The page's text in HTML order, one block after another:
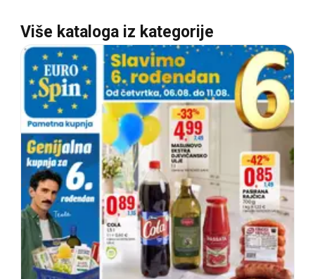
Više kataloga iz kategorije